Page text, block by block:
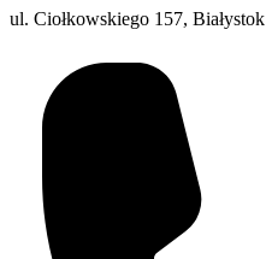
ul. Ciołkowskiego 157, Białystok